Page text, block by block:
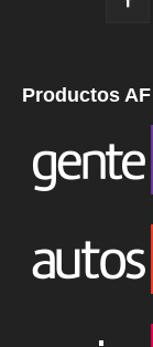
Productos AF